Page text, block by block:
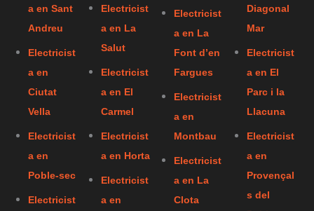
a en Sant
Andreu
Electricist
a en
Ciutat
Vella
Electricist
a en
Poble-sec
Electricist
Electricist
a en La
Salut
Electricist
a en El
Carmel
Electricist
a en Horta
Electricist
a en
Electricist
a en La
Font d’en
Fargues
Electricist
a en
Montbau
Electricist
a en La
Clota
Diagonal
Mar
Electricist
a en El
Parc i la
Llacuna
Electricist
a en
Provençal
s del